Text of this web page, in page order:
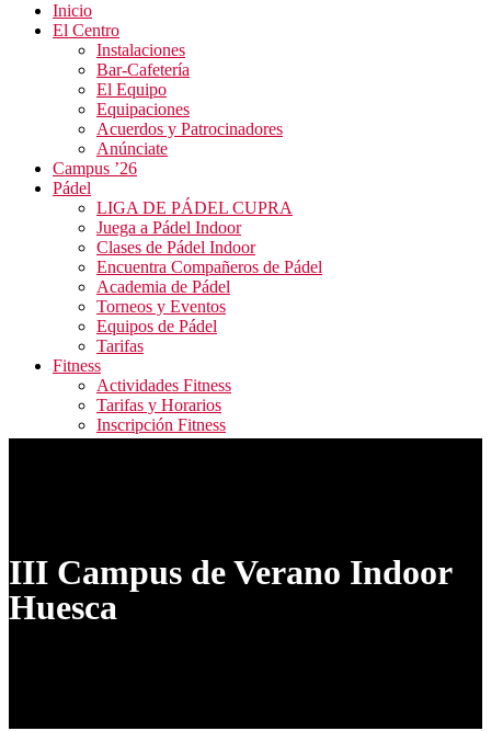
Inicio
El Centro
Instalaciones
Bar-Cafetería
El Equipo
Equipaciones
Acuerdos y Patrocinadores
Anúnciate
Campus ’26
Pádel
LIGA DE PÁDEL CUPRA
Juega a Pádel Indoor
Clases de Pádel Indoor
Encuentra Compañeros de Pádel
Academia de Pádel
Torneos y Eventos
Equipos de Pádel
Tarifas
Fitness
Actividades Fitness
Tarifas y Horarios
Inscripción Fitness
Blog
III Campus de Verano Indoor
Huesca